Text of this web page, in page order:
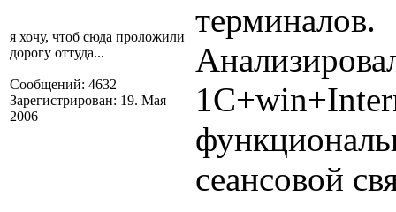
я хочу, чтоб сюда проложили
дорогу оттуда...
Сообщений: 4632
Зарегистрирован: 19. Мая
2006
терминалов.
сеансовой